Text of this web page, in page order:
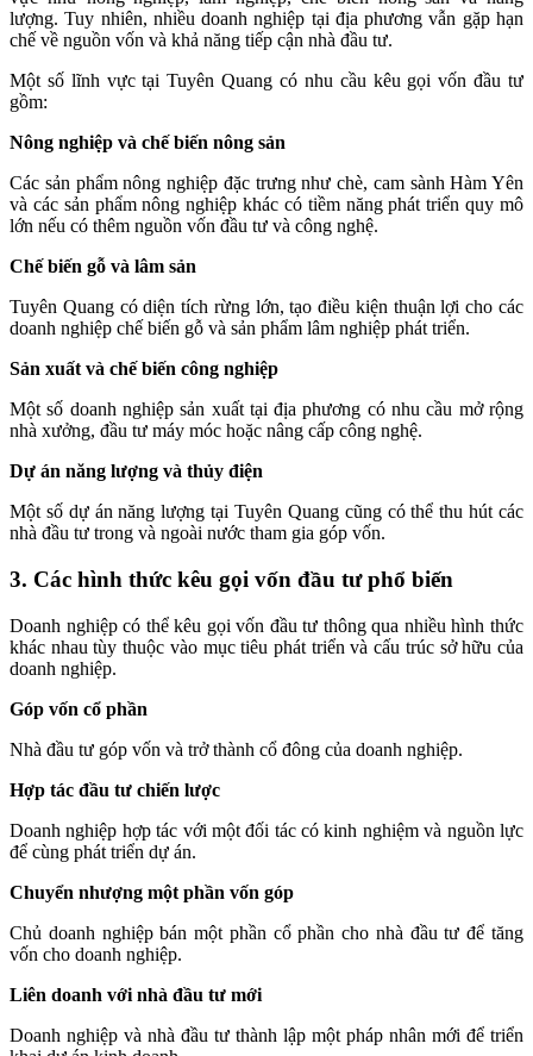
lượng. Tuy nhiên, nhiều doanh nghiệp tại địa phương vẫn gặp hạn
chế về nguồn vốn và khả năng tiếp cận nhà đầu tư.
Một số lĩnh vực tại Tuyên Quang có nhu cầu kêu gọi vốn đầu tư
gồm:
Nông nghiệp và chế biến nông sản
Các sản phẩm nông nghiệp đặc trưng như chè, cam sành Hàm Yên
và các sản phẩm nông nghiệp khác có tiềm năng phát triển quy mô
lớn nếu có thêm nguồn vốn đầu tư và công nghệ.
Chế biến gỗ và lâm sản
Tuyên Quang có diện tích rừng lớn, tạo điều kiện thuận lợi cho các
doanh nghiệp chế biến gỗ và sản phẩm lâm nghiệp phát triển.
Sản xuất và chế biến công nghiệp
Một số doanh nghiệp sản xuất tại địa phương có nhu cầu mở rộng
nhà xưởng, đầu tư máy móc hoặc nâng cấp công nghệ.
Dự án năng lượng và thủy điện
Một số dự án năng lượng tại Tuyên Quang cũng có thể thu hút các
nhà đầu tư trong và ngoài nước tham gia góp vốn.
3. Các hình thức kêu gọi vốn đầu tư phổ biến
Doanh nghiệp có thể kêu gọi vốn đầu tư thông qua nhiều hình thức
khác nhau tùy thuộc vào mục tiêu phát triển và cấu trúc sở hữu của
doanh nghiệp.
Góp vốn cổ phần
Nhà đầu tư góp vốn và trở thành cổ đông của doanh nghiệp.
Hợp tác đầu tư chiến lược
Doanh nghiệp hợp tác với một đối tác có kinh nghiệm và nguồn lực
để cùng phát triển dự án.
Chuyển nhượng một phần vốn góp
Chủ doanh nghiệp bán một phần cổ phần cho nhà đầu tư để tăng
vốn cho doanh nghiệp.
Liên doanh với nhà đầu tư mới
Doanh nghiệp và nhà đầu tư thành lập một pháp nhân mới để triển